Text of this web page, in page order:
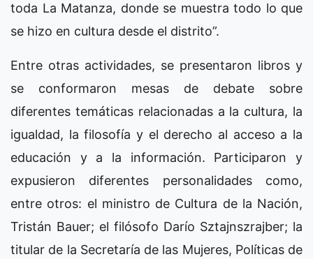
toda La Matanza, donde se muestra todo lo que
se hizo en cultura desde el distrito”.
Entre otras actividades, se presentaron libros y
se conformaron mesas de debate sobre
diferentes temáticas relacionadas a la cultura, la
igualdad, la filosofía y el derecho al acceso a la
educación y a la información. Participaron y
expusieron diferentes personalidades como,
entre otros: el ministro de Cultura de la Nación,
Tristán Bauer; el filósofo Darío Sztajnszrajber; la
titular de la Secretaría de las Mujeres, Políticas de